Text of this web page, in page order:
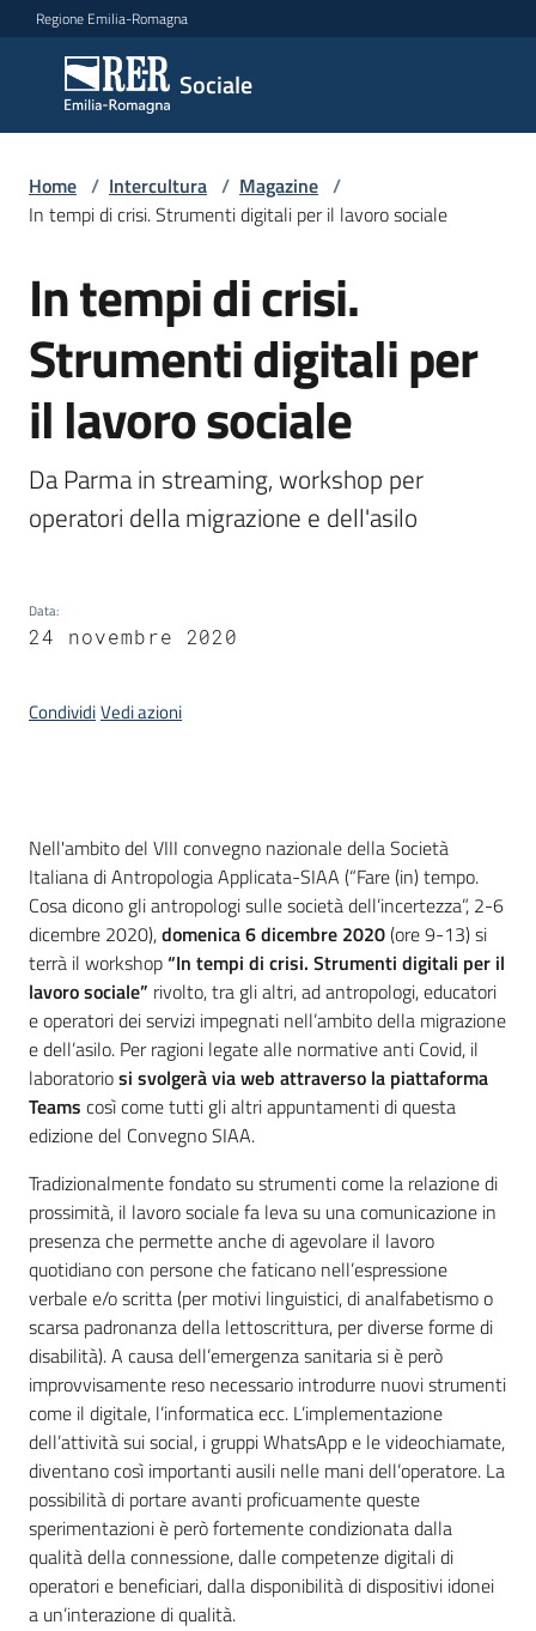
Vai al contenuto
Vai alla navigazione
Vai al footer
Regione Emilia-Romagna
Sociale
Sociale
Argomenti
Novità
Servizi
Leggi
Atti
Bandi
Progetti
Seguici
Home / Intercultura / Magazine /
In tempi di crisi. Strumenti digitali per il lavoro sociale
Salta al contenuto
In tempi di crisi.
Strumenti digitali per
il lavoro sociale
Da Parma in streaming, workshop per
operatori della migrazione e dell'asilo
Data:
24 novembre 2020
CondividiVedi azioni
Introduzione
Nell'ambito del VIII convegno nazionale della Società
Italiana di Antropologia Applicata-SIAA (“Fare (in) tempo.
Cosa dicono gli antropologi sulle società dell’incertezza”, 2-6
dicembre 2020),domenica 6 dicembre 2020(ore 9-13) si
terrà il workshop“In tempi di crisi. Strumenti digitali per il
lavoro sociale” rivolto, tra gli altri, ad antropologi, educatori
e operatori dei servizi impegnati nell’ambito della migrazione
e dell’asilo. Per ragioni legate alle normative anti Covid, il
laboratoriosi svolgerà via web attraverso la piattaforma
Teams così come tutti gli altri appuntamenti di questa
edizione del Convegno SIAA.
Tradizionalmente fondato su strumenti come la relazione di
prossimità, il lavoro sociale fa leva su una comunicazione in
presenza che permette anche di agevolare il lavoro
quotidiano con persone che faticano nell’espressione
verbale e/o scritta (per motivi linguistici, di analfabetismo o
scarsa padronanza della lettoscrittura, per diverse forme di
disabilità). A causa dell’emergenza sanitaria si è però
improvvisamente reso necessario introdurre nuovi strumenti
come il digitale, l’informatica ecc. L’implementazione
dell’attività sui social, i gruppi WhatsApp e le videochiamate,
diventano così importanti ausili nelle mani dell’operatore. La
possibilità di portare avanti proficuamente queste
sperimentazioni è però fortemente condizionata dalla
qualità della connessione, dalle competenze digitali di
operatori e beneficiari, dalla disponibilità di dispositivi idonei
a un’interazione di qualità.